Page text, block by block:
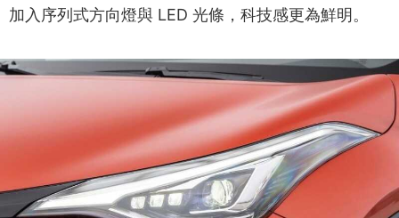
加入序列式方向燈與 LED 光條，科技感更為鮮明。